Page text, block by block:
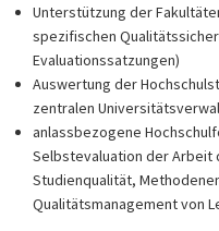
Unterstützung der
spezifischen
Evaluationssatzungen)
Auswertung der
zentralen
anlassbezogene
Selbstevaluation der Arbeit
Studienqualität,
Qualitätsmanagement von